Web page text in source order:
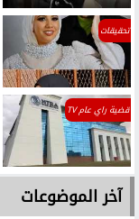
تحقيقات
قضية راي عام TV
آخر الموضوعات